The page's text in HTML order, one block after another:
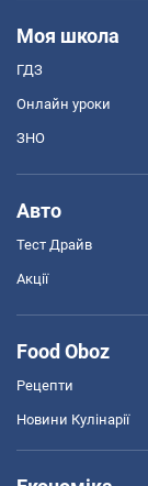
Моя школа
ГДЗ
Онлайн уроки
ЗНО
Авто
Тест Драйв
Акції
Food Oboz
Рецепти
Новини Кулінарії